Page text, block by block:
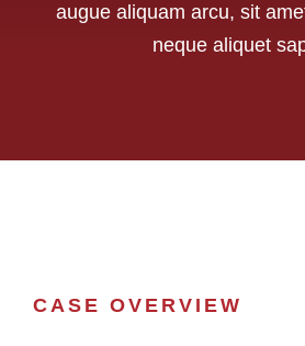
augue aliquam arcu, sit
neque aliquet
CASE OVERVIEW